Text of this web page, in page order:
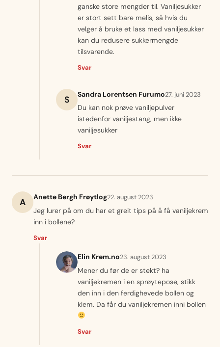
ganske store mengder til. Vaniljesukker
er stort sett bare melis, så hvis du
velger å bruke et lass med vaniljesukker
kan du redusere sukkermengde
tilsvarende.
Svar
S Sandra Lorentsen Furumo27. juni 2023
Du kan nok prøve vaniljepulver
istedenfor vaniljestang, men ikke
vaniljesukker
Svar
A Anette Bergh Frøytlog22. august 2023
Jeg lurer på om du har et greit tips på å få vaniljekrem
inn i bollene?
Svar
Elin Krem.no23. august 2023
Mener du før de er stekt? ha
vaniljekremen i en sprøytepose, stikk
den inn i den ferdighevede bollen og
klem. Da får du vaniljekremen inni bollen
Svar